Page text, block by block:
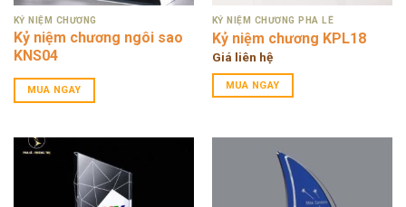
KỶ NIỆM CHƯƠNG
Kỷ niệm chương ngôi sao
KNS04
MUA NGAY
KỶ NIỆM CHƯƠNG PHA LÊ
Kỷ niệm chương KPL18
Giá liên hệ
MUA NGAY